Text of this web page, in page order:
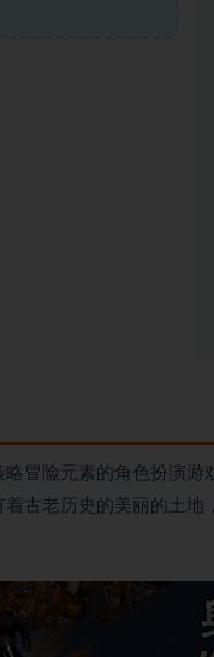
险元素的角色扮演游
古老历史的美丽的土地